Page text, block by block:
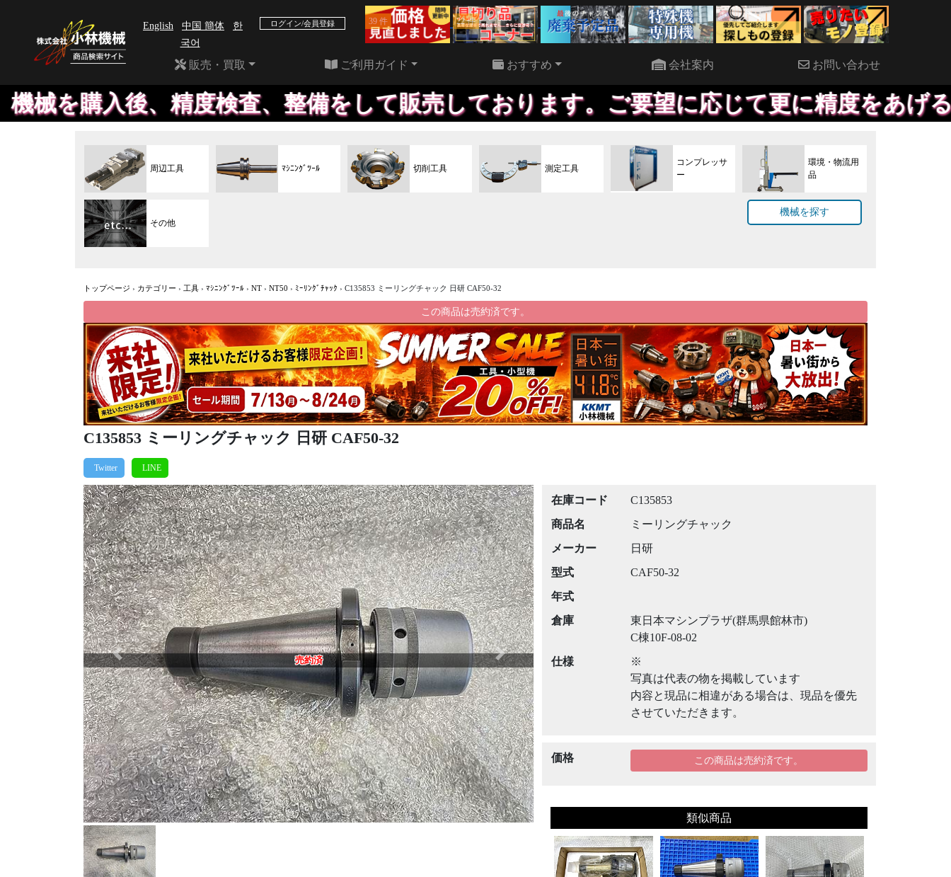
English 中国 簡体
한
국어
ログイン/会員登録 39 件 22 件
販売・買取 ご利用ガイド おすすめ 会社案内 お問い合わせ
精度検査、整備をして販売しております。ご要望に応じて更に精度をあげることも対応
周辺工具 ﾏｼﾆﾝｸﾞﾂｰﾙ 切削工具 測定工具
コンプレッサ
ー
環境・物流用
品
その他
機械を探す
トップページ › カテゴリー › 工具 › ﾏｼﾆﾝｸﾞﾂｰﾙ › NT › NT50 › ﾐｰﾘﾝｸﾞﾁｬｯｸ › C135853 ミーリングチャック 日研 CAF50-32
この商品は売約済です。
C135853 ミーリングチャック 日研 CAF50-32
売約済
Previous Next
在庫コード
C135853
商品名
ミーリングチャック
メーカー
日研
型式
CAF50-32
年式
倉庫
東日本マシンプラザ(群馬県館林市)
C棟10F-08-02
仕様
※
写真は代表の物を掲載しています
内容と現品に相違がある場合は、現品を優先
させていただきます。
価格 この商品は売約済です。
類似商品